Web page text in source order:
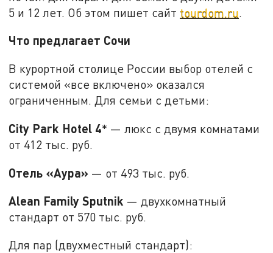
5 и 12 лет. Об этом пишет сайт tourdom.ru.
Что предлагает Сочи
В курортной столице России выбор отелей с
системой «все включено» оказался
ограниченным. Для семьи с детьми:
City Park Hotel 4* — люкс с двумя комнатами
от 412 тыс. руб.
Отель «Аура» — от 493 тыс. руб.
Alean Family Sputnik — двухкомнатный
стандарт от 570 тыс. руб.
Для пар (двухместный стандарт):